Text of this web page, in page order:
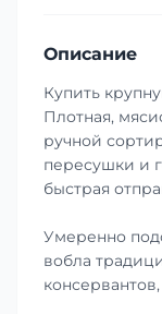
Описание
Купить
Плотная,
ручной
пересушки и
быстрая
Умеренно
вобла